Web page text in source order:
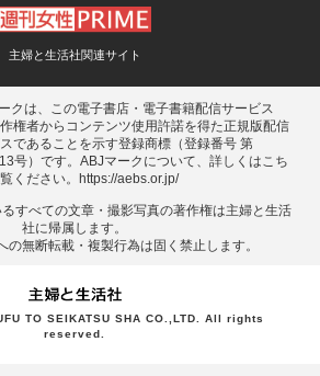
主婦と生活社関連サイト
クは、この電子書店・電子書籍配信サービス
権者からコンテンツ使用許諾を得た正規版配信
であることを示す登録商標（登録番号 第
号）です。ABJマークについて、詳しくはこち
ください。
https://aebs.or.jp/
すべての⽂章・撮影写真の著作権は主婦と⽣活
社に帰属します。
の無断転載・複製⾏為は固く禁⽌します。
TO SEIKATSU SHA CO.,LTD. All rights
reserved.